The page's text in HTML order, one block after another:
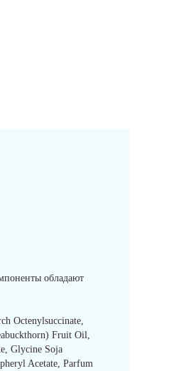
обладают
Octenylsuccinate,
Fruit Oil,
Glycine Soja
Acetate, Parfum